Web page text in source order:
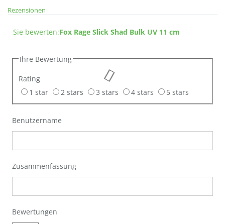
Rezensionen
Sie bewerten:Fox Rage Slick Shad Bulk UV 11 cm
Ihre Bewertung
Rating
1 star
2 stars 3 stars 4 stars 5 stars
Benutzername
Zusammenfassung
Bewertungen